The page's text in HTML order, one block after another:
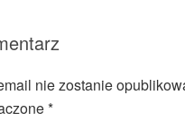
nie zostanie
*